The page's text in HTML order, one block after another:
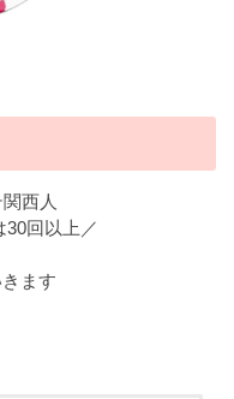
西人
回以上／
ます